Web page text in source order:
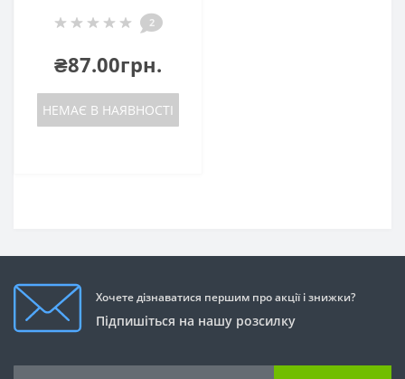
2
₴87.00грн.
НЕМАЄ В НАЯВНОСТІ
Хочете дізнаватися першим про акції і знижки?
Підпишіться на нашу розсилку